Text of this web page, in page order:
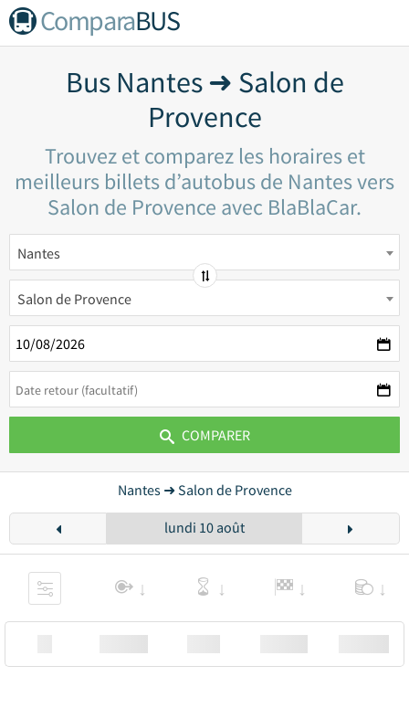
ComparaBUS
Bus Nantes ➜ Salon de
Provence
Trouvez et comparez les horaires et
meilleurs billets d’autobus de Nantes vers
Salon de Provence avec BlaBlaCar.
Nantes
Salon de Provence
COMPARER
Nantes ➜ Salon de Provence
lundi 10 août